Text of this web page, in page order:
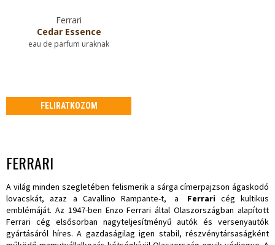
Ferrari
Cedar Essence
eau de parfum uraknak
FELIRATKOZOM
FERRARI
A világ minden szegletében felismerik a sárga címerpajzson ágaskodó
lovacskát, azaz a Cavallino Rampante-t,
a Ferraricég kultikus
emblémáját. Az 1947-ben Enzo Ferrari által Olaszországban alapított
Ferrari cég elsősorban nagyteljesítményű autók és versenyautók
gyártásáról híres. A gazdaságilag igen stabil, részvénytársaságként